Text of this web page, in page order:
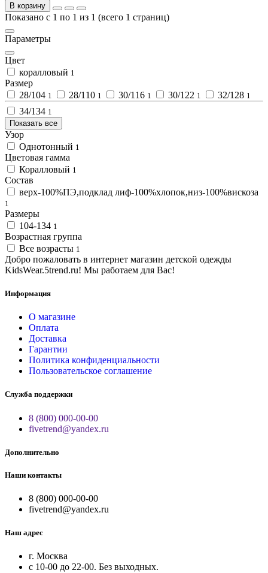
В корзину
Показано с 1 по 1 из 1 (всего 1 страниц)
Параметры
Цвет
коралловый 1
Размер
28/104 1 28/110 1 30/116 1 30/122 1 32/128 1
34/134 1
Показать все
Узор
Однотонный 1
Цветовая гамма
Коралловый 1
Состав
верх-100%ПЭ,подклад лиф-100%хлопок,низ-100%вискоза
1
Размеры
104-134 1
Возрастная группа
Все возрасты 1
Добро пожаловать в интернет магазин детской одежды
KidsWear.5trend.ru! Мы работаем для Вас!
Информация
О магазине
Оплата
Доставка
Гарантии
Политика конфиденциальности
Пользовательское соглашение
Служба поддержки
8 (800) 000-00-00
fivetrend@yandex.ru
Дополнительно
Наши контакты
8 (800) 000-00-00
fivetrend@yandex.ru
Наш адрес
г. Москва
с 10-00 до 22-00. Без выходных.